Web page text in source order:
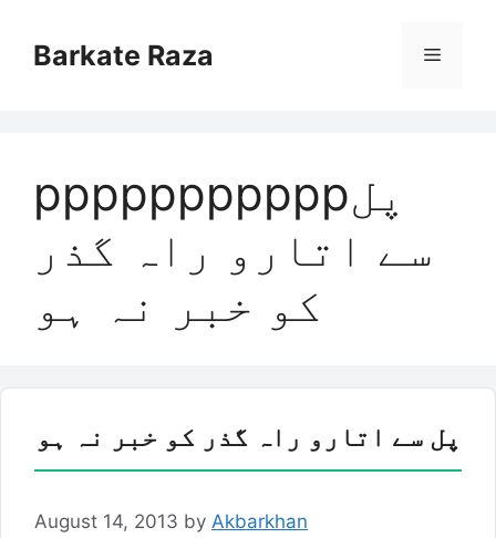
contentBarkate Raza Menu
pppppppppppپل
سے اتارو راہ گذر
کو خبر نہ ہو
پل سے اتارو راہ گذر کو خبر نہ ہو
August 14, 2013 by Akbarkhan